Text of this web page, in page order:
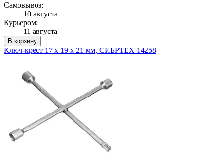
Самовывоз:
10 августа
Курьером:
11 августа
В корзину
Ключ-крест 17 х 19 х 21 мм, СИБРТЕХ 14258